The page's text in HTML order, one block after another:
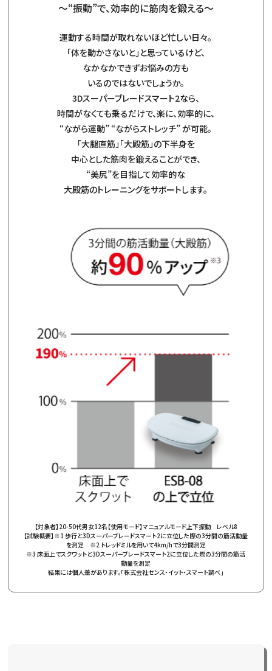
〜“振動”で、効率的に筋肉を鍛える〜
運動する時間が取れないほど忙しい日々。
「体を動かさないと」と思っているけど、
なかなかできずお悩みの方も
いるのではないでしょうか。
3Dスーパーブレードスマート2なら、
時間がなくても乗るだけで、楽に、効率的に、
“ながら運動” “ながらストレッチ” が可能。
「大腿直筋」「大殿筋」の下半身を
中心とした筋肉を鍛えることができ、
“美尻”を目指して効率的な
大殿筋のトレーニングをサポートします。
【対象者】20-50代男女12名【使用モード】マニュアルモード上下振動 レベル8
【試験概要】※1 歩行と3Dスーパーブレードスマート2に立位した際の3分間の筋活動量
を測定 ※2 トレッドミルを用いて4km/hで3分間測定
※3 床面上でスクワットと3Dスーパーブレードスマート2に立位した際の3分間の筋活
動量を測定
結果には個人差があります。「株式会社センス・イット・スマート調べ」